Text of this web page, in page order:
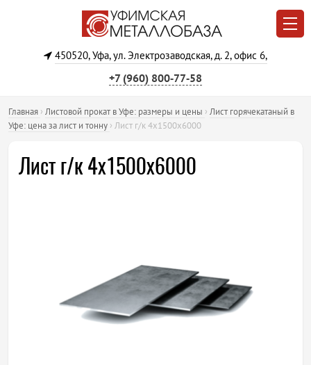
450520, Уфа, ул. Электрозаводская, д. 2, офис 6,
+7 (960) 800‐77‐58
Главная › Листовой прокат в Уфе: размеры и цены › Лист горячекатаный в
Уфе: цена за лист и тонну › Лист г/к 4х1500х6000
Лист г/к 4х1500х6000